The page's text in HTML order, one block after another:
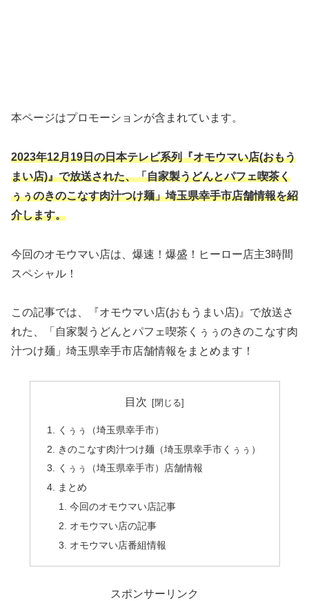
本ページはプロモーションが含まれています。
2023年12月19日の日本テレビ系列『オモウマい店(おもう
まい店)』で放送された、「自家製うどんとパフェ喫茶く
ぅぅのきのこなす肉汁つけ麺」埼玉県幸手市店舗情報を紹
介します。
今回のオモウマい店は、爆速！爆盛！ヒーロー店主3時間
スペシャル！
この記事では、『オモウマい店(おもうまい店)』で放送さ
れた、「自家製うどんとパフェ喫茶くぅぅのきのこなす肉
汁つけ麺」埼玉県幸手市店舗情報をまとめます！
目次
くぅぅ（埼玉県幸手市）
きのこなす肉汁つけ麺（埼玉県幸手市くぅぅ）
くぅぅ（埼玉県幸手市）店舗情報
まとめ
今回のオモウマい店記事
オモウマい店の記事
オモウマい店番組情報
スポンサーリンク